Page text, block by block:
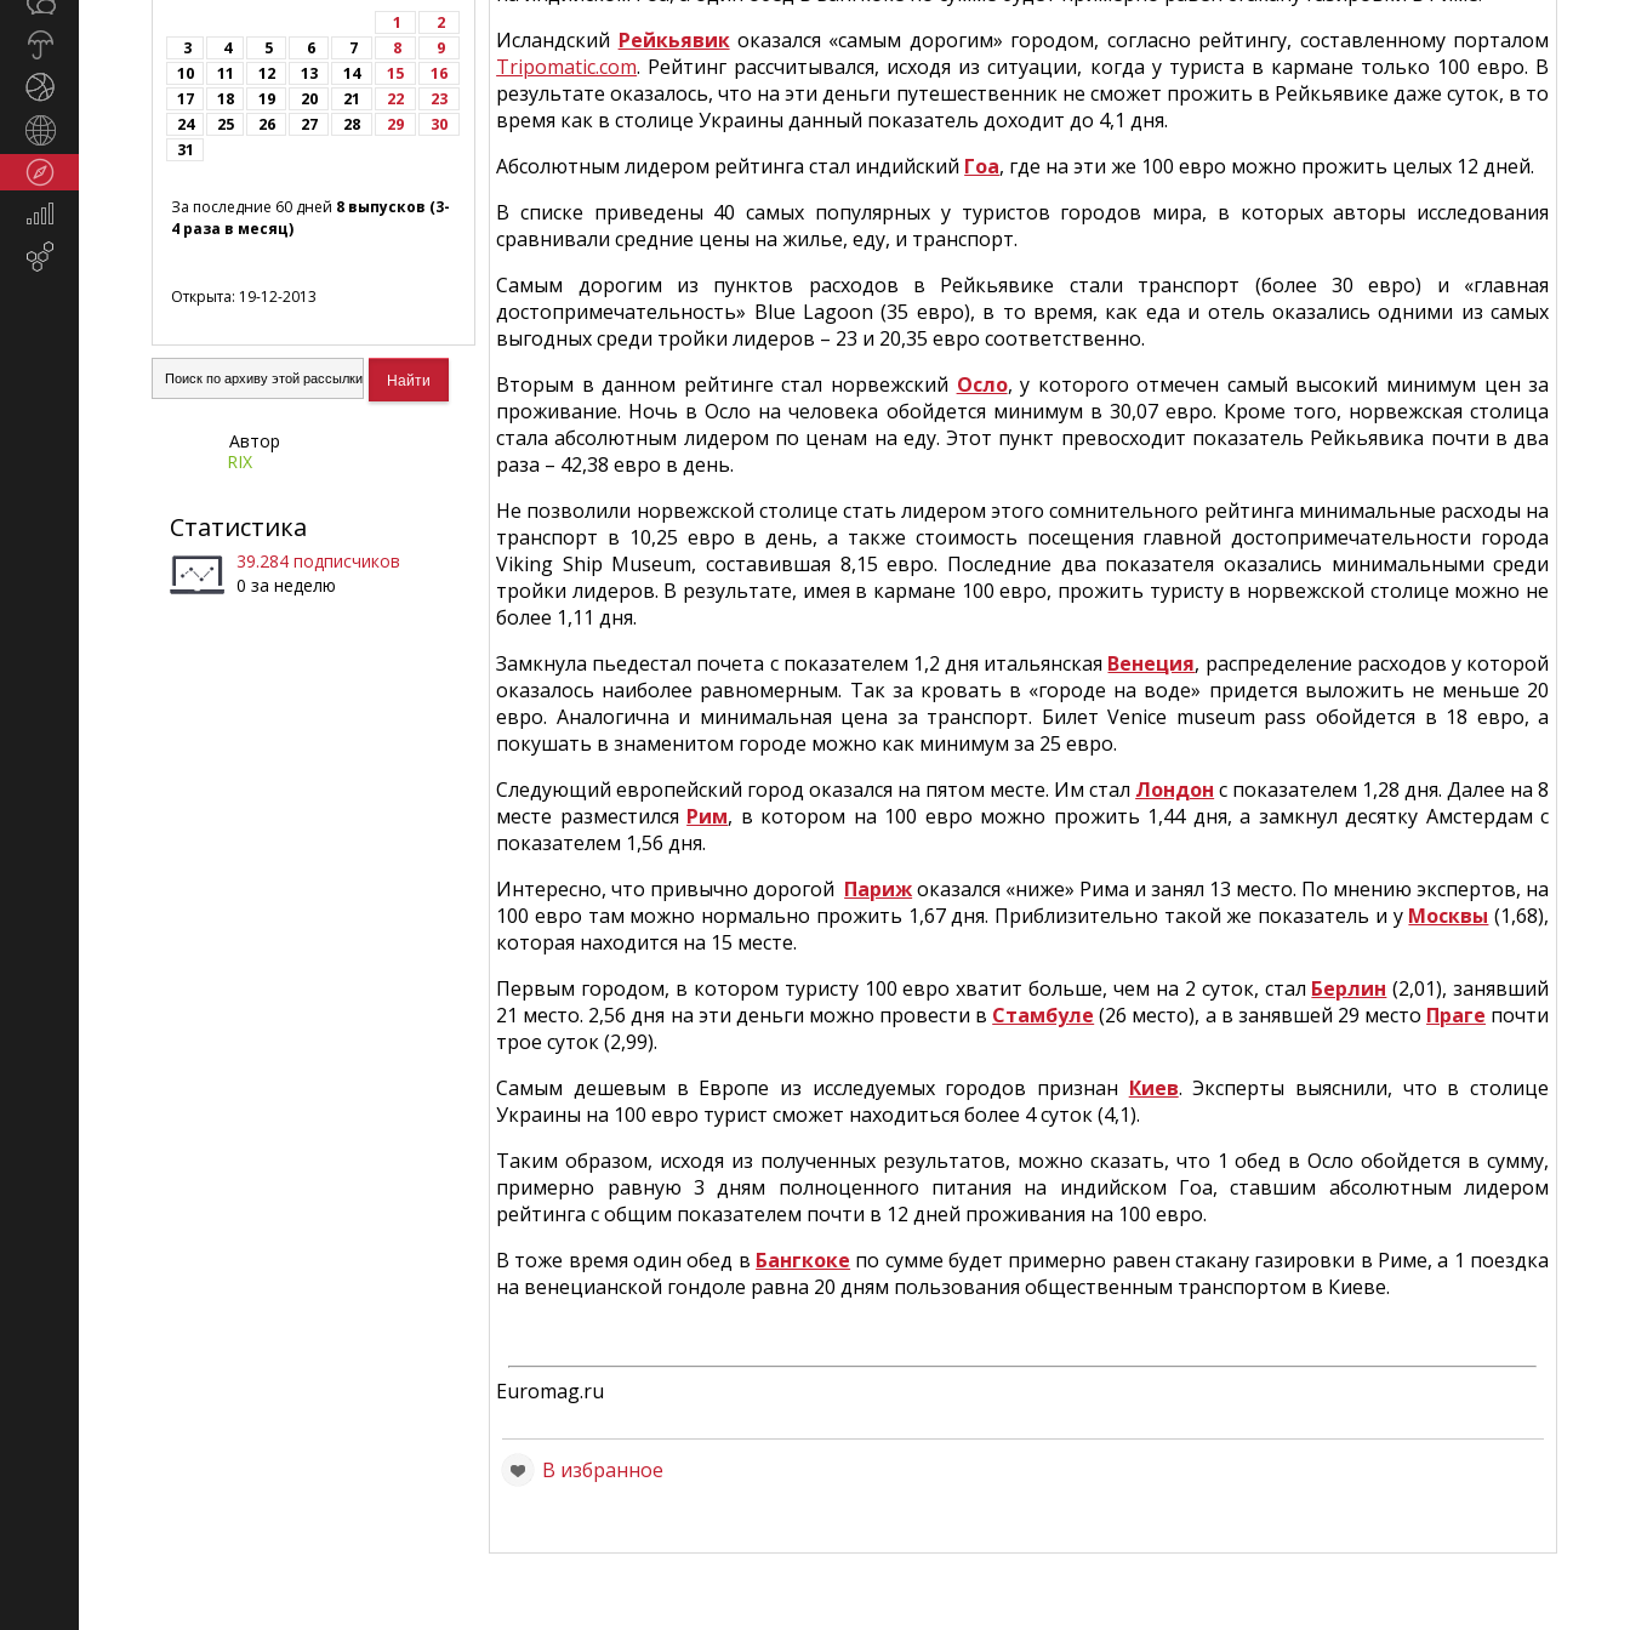
Экономика
1
2
3
4 5 6 7 8
9
10
11 12 13 14 15
16
17
18 19 20 21 22
23
24
25 26 27 28 29
30
31
За последние 60 дней 8 выпусков (3-
4 раза в месяц)
Открыта: 19-12-2013
Автор
RIX
Статистика
39.284 подписчиков
0 за неделю
Исландский Рейкьявик оказался «самым дорогим» городом, согласно рейтингу, составленному порталом
Tripomatic.com. Рейтинг рассчитывался, исходя из ситуации, когда у туриста в кармане только 100 евро. В
результате оказалось, что на эти деньги путешественник не сможет прожить в Рейкьявике даже суток, в то
время как в столице Украины данный показатель доходит до 4,1 дня.
Абсолютным лидером рейтинга стал индийский Гоа, где на эти же 100 евро можно прожить целых 12 дней.
В списке приведены 40 самых популярных у туристов городов мира, в которых авторы исследования
сравнивали средние цены на жилье, еду, и транспорт.
Самым дорогим из пунктов расходов в Рейкьявике стали транспорт (более 30 евро) и «главная
достопримечательность» Blue Lagoon (35 евро), в то время, как еда и отель оказались одними из самых
выгодных среди тройки лидеров – 23 и 20,35 евро соответственно.
Вторым в данном рейтинге стал норвежский Осло, у которого отмечен самый высокий минимум цен за
проживание. Ночь в Осло на человека обойдется минимум в 30,07 евро. Кроме того, норвежская столица
стала абсолютным лидером по ценам на еду. Этот пункт превосходит показатель Рейкьявика почти в два
раза – 42,38 евро в день.
Не позволили норвежской столице стать лидером этого сомнительного рейтинга минимальные расходы на
транспорт в 10,25 евро в день, а также стоимость посещения главной достопримечательности города
Viking Ship Museum, составившая 8,15 евро. Последние два показателя оказались минимальными среди
тройки лидеров. В результате, имея в кармане 100 евро, прожить туристу в норвежской столице можно не
более 1,11 дня.
Замкнула пьедестал почета с показателем 1,2 дня итальянская Венеция, распределение расходов у которой
оказалось наиболее равномерным. Так за кровать в «городе на воде» придется выложить не меньше 20
евро. Аналогична и минимальная цена за транспорт. Билет Venice museum pass обойдется в 18 евро, а
покушать в знаменитом городе можно как минимум за 25 евро.
Следующий европейский город оказался на пятом месте. Им стал Лондон с показателем 1,28 дня. Далее на 8
месте разместился Рим, в котором на 100 евро можно прожить 1,44 дня, а замкнул десятку Амстердам с
показателем 1,56 дня.
Интересно, что привычно дорогой Парижоказался «ниже» Рима и занял 13 место. По мнению экспертов, на
100 евро там можно нормально прожить 1,67 дня. Приблизительно такой же показатель и у Москвы (1,68),
которая находится на 15 месте.
Первым городом, в котором туристу 100 евро хватит больше, чем на 2 суток, стал Берлин (2,01), занявший
21 место. 2,56 дня на эти деньги можно провести в Стамбуле (26 место), а в занявшей 29 место Праге почти
трое суток (2,99).
Самым дешевым в Европе из исследуемых городов признан Киев. Эксперты выяснили, что в столице
Украины на 100 евро турист сможет находиться более 4 суток (4,1).
Таким образом, исходя из полученных результатов, можно сказать, что 1 обед в Осло обойдется в сумму,
примерно равную 3 дням полноценного питания на индийском Гоа, ставшим абсолютным лидером
рейтинга с общим показателем почти в 12 дней проживания на 100 евро.
В тоже время один обед в Бангкоке по сумме будет примерно равен стакану газировки в Риме, а 1 поездка
на венецианской гондоле равна 20 дням пользования общественным транспортом в Киеве.
Euromag.ru
В избранное